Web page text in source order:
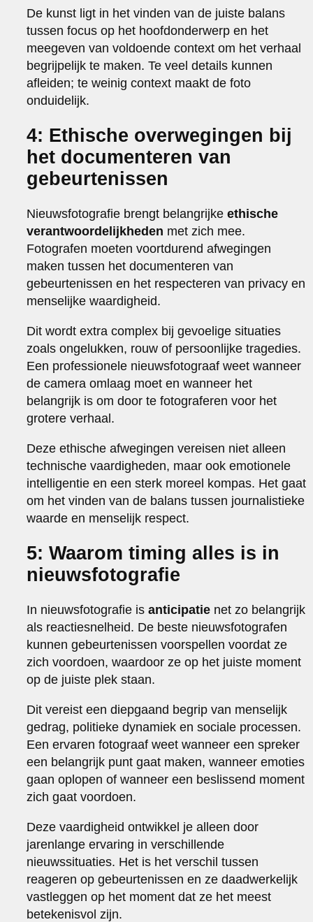
De kunst ligt in het vinden van de juiste balans
tussen focus op het hoofdonderwerp en het
meegeven van voldoende context om het verhaal
begrijpelijk te maken. Te veel details kunnen
afleiden; te weinig context maakt de foto
onduidelijk.
4: Ethische overwegingen bij
het documenteren van
gebeurtenissen
Nieuwsfotografie brengt belangrijkeethische
verantwoordelijkheden met zich mee.
Fotografen moeten voortdurend afwegingen
maken tussen het documenteren van
gebeurtenissen en het respecteren van privacy en
menselijke waardigheid.
Dit wordt extra complex bij gevoelige situaties
zoals ongelukken, rouw of persoonlijke tragedies.
Een professionele nieuwsfotograaf weet wanneer
de camera omlaag moet en wanneer het
belangrijk is om door te fotograferen voor het
grotere verhaal.
Deze ethische afwegingen vereisen niet alleen
technische vaardigheden, maar ook emotionele
intelligentie en een sterk moreel kompas. Het gaat
om het vinden van de balans tussen journalistieke
waarde en menselijk respect.
5: Waarom timing alles is in
nieuwsfotografie
In nieuwsfotografie isanticipatie net zo belangrijk
als reactiesnelheid. De beste nieuwsfotografen
kunnen gebeurtenissen voorspellen voordat ze
zich voordoen, waardoor ze op het juiste moment
op de juiste plek staan.
Dit vereist een diepgaand begrip van menselijk
gedrag, politieke dynamiek en sociale processen.
Een ervaren fotograaf weet wanneer een spreker
een belangrijk punt gaat maken, wanneer emoties
gaan oplopen of wanneer een beslissend moment
zich gaat voordoen.
Deze vaardigheid ontwikkel je alleen door
jarenlange ervaring in verschillende
nieuwssituaties. Het is het verschil tussen
reageren op gebeurtenissen en ze daadwerkelijk
vastleggen op het moment dat ze het meest
betekenisvol zijn.